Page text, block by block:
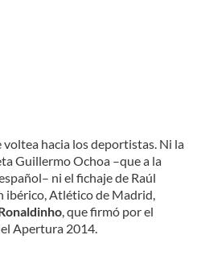
voltea hacia los deportistas. Ni la
Guillermo Ochoa –que a la
ni el fichaje de Raúl
ibérico, Atlético de Madrid,
, que firmó por el
Apertura 2014.